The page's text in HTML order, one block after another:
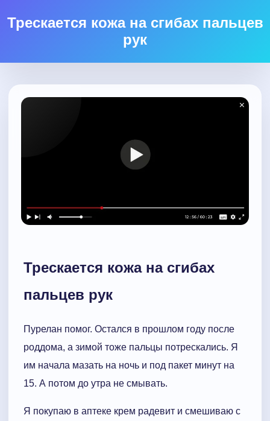
Трескается кожа на сгибах пальцев
рук
Трескается кожа на сгибах
пальцев рук
Пурелан помог. Остался в прошлом году после
роддома, а зимой тоже пальцы потрескались. Я
им начала мазать на ночь и под пакет минут на
15. А потом до утра не смывать.
Я покупаю в аптеке крем радевит и смешиваю с